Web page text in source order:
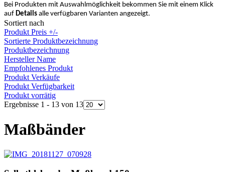
Bei Produkten mit Auswahlmöglichkeit bekommen Sie mit einem Klick
auf Details alle verfügbaren Varianten angezeigt.
Sortiert nach
Produkt Preis +/-
Sortierte Produktbezeichnung
Produktbezeichnung
Hersteller Name
Empfohlenes Produkt
Produkt Verkäufe
Produkt Verfügbarkeit
Produkt vorrätig
Ergebnisse 1 - 13 von 13
Maßbänder